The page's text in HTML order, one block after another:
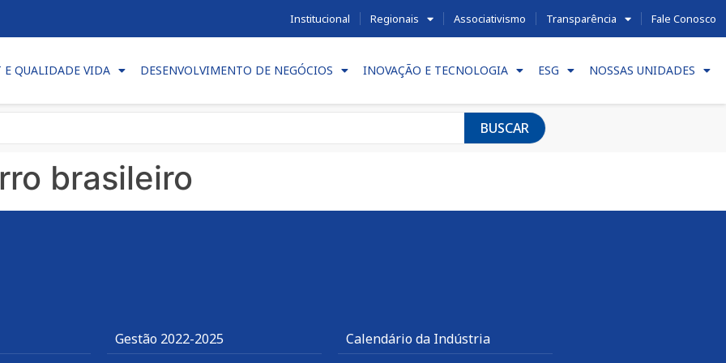
Institucional Regionais Associativismo Transparência Fale Conosco
E QUALIDADE VIDA DESENVOLVIMENTO DE NEGÓCIOS INOVAÇÃO E TECNOLOGIA ESG NOSSAS UNIDADES
BUSCAR
brasileiro
Gestão 2022-2025
Calendário da Indústria